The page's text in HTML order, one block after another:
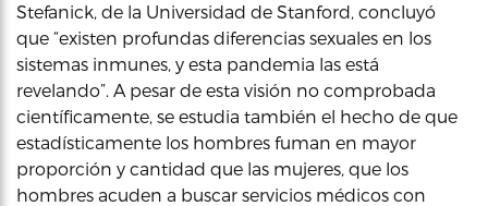
Stefanick, de la Universidad de Stanford, concluyó
que “existen profundas diferencias sexuales en los
sistemas inmunes, y esta pandemia las está
revelando”. A pesar de esta visión no comprobada
científicamente, se estudia también el hecho de que
estadísticamente los hombres fuman en mayor
proporción y cantidad que las mujeres, que los
hombres acuden a buscar servicios médicos con